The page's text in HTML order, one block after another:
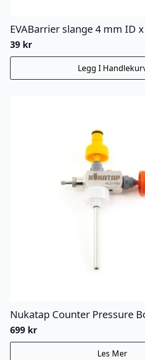
EVABarrier slange 4 mm ID
39 kr
Legg I
Nukatap Counter Pressure
699 kr
Les Mer